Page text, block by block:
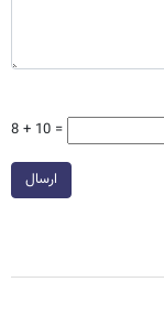
8 + 10 =
ارسال